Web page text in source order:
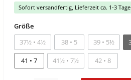
Sofort versandfertig, Lieferzeit ca. 1-3 Tage
Größe
37½ • 4½
38 • 5 39 • 5½
41 • 7 41½ • 7½ 42 • 8